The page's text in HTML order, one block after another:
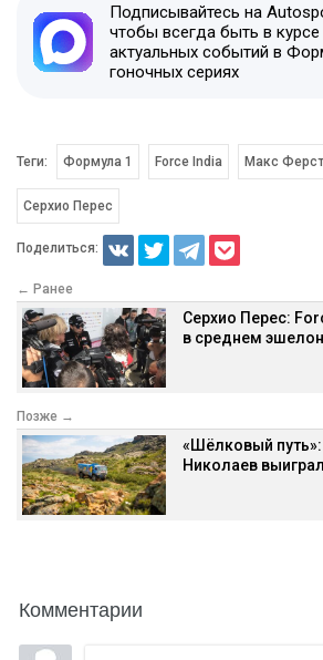
Подписывайтесь на
чтобы всегда быть в
актуальных событий в
гоночных сериях
Теги: Формула 1 Force India Макс
Серхио Перес
Поделиться:
← Ранее
Серхио Перес:
в среднем
Позже →
«Шёлковый путь»:
Николаев
Комментарии